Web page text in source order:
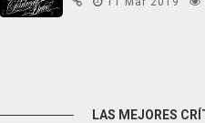
LAS MEJORES